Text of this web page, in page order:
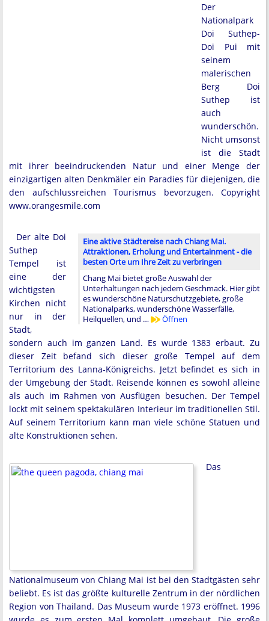
Der
Nationalpark
Doi Suthep-
Doi Pui mit
seinem
malerischen
Berg Doi
Suthep ist
auch
wunderschön.
Nicht umsonst
ist die Stadt
mit ihrer beeindruckenden Natur und einer Menge der
einzigartigen alten Denkmäler ein Paradies für diejenigen, die
den aufschlussreichen Tourismus bevorzugen. Copyright
www.orangesmile.com
Eine aktive Städtereise nach Chiang Mai.
Attraktionen, Erholung und Entertainment - die
besten Orte um Ihre Zeit zu verbringen
Chang Mai bietet große Auswahl der
Unterhaltungen nach jedem Geschmack. Hier gibt
es wunderschöne Naturschutzgebiete, große
Nationalparks, wunderschöne Wasserfälle,
Heilquellen, und …
Öffnen
Der alte Doi
Suthep
Tempel ist
eine der
wichtigsten
Kirchen nicht
nur in der
Stadt,
sondern auch im ganzen Land. Es wurde 1383 erbaut. Zu
dieser Zeit befand sich dieser große Tempel auf dem
Territorium des Lanna-Königreichs. Jetzt befindet es sich in
der Umgebung der Stadt. Reisende können es sowohl alleine
als auch im Rahmen von Ausflügen besuchen. Der Tempel
lockt mit seinem spektakulären Interieur im traditionellen Stil.
Auf seinem Territorium kann man viele schöne Statuen und
alte Konstruktionen sehen.
Das
Nationalmuseum von Chiang Mai ist bei den Stadtgästen sehr
beliebt. Es ist das größte kulturelle Zentrum in der nördlichen
Region von Thailand. Das Museum wurde 1973 eröffnet. 1996